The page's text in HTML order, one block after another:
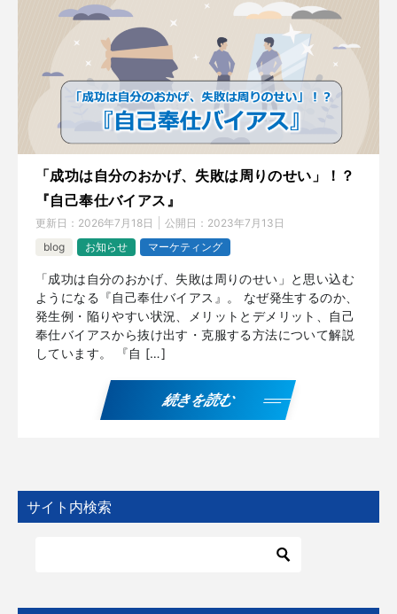
「成功は自分のおかげ、失敗は周りのせい」！？
『自己奉仕バイアス』
更新日： 2026年7月18日 公開日： 2023年7月13日
blog
お知らせ マーケティング
「成功は自分のおかげ、失敗は周りのせい」と思い込む
ようになる『自己奉仕バイアス』。 なぜ発生するのか、
発生例・陥りやすい状況、メリットとデメリット、自己
奉仕バイアスから抜け出す・克服する方法について解説
しています。 『自 […]
続きを読む
サイト内検索